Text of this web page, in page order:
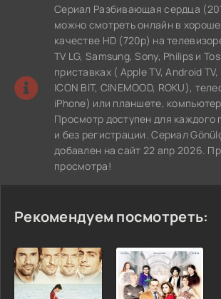
Сериал Разбивающая сердца
можно смотреть онлайн в
качестве HD (720p) на
TV LG, Samsung, Sony, Philips и
приставках ( Apple TV, Android TV,
ICON BIT, CINEMOOD, ROKU),
iPhone) или планшете,
Просмотр доступен для каждого
и без регистрации. Сериал
добавлен на сайт 22 апр 2026.
просмотра!
Рекомендуем посмотреть: